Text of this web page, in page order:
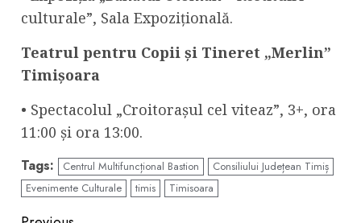
culturale”, Sala Expozițională.
Teatrul pentru Copii și Tineret „Merlin”
Timișoara
• Spectacolul „Croitorașul cel viteaz”, 3+, ora
11:00 și ora 13:00.
Tags: Centrul Multifuncțional Bastion
Consiliului Județean Timiș
Evenimente Culturale
timis Timisoara